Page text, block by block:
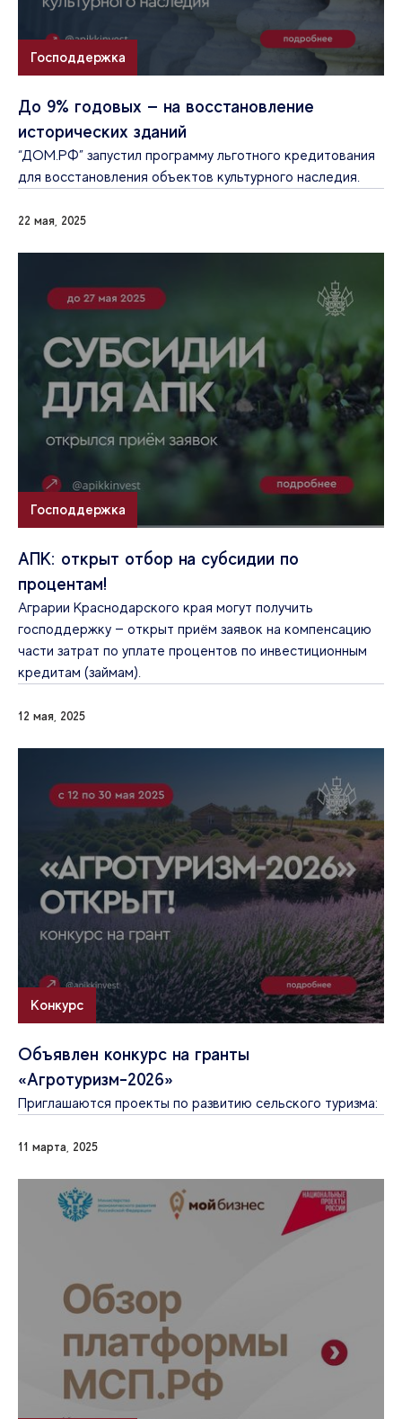
Господдержка
До 9% годовых — на восстановление
исторических зданий
“ДОМ.РФ” запустил программу льготного кредитования
для восстановления объектов культурного наследия.
22 мая, 2025
Господдержка
АПК: открыт отбор на субсидии по
процентам!
Аграрии Краснодарского края могут получить
господдержку — открыт приём заявок на компенсацию
части затрат по уплате процентов по инвестиционным
кредитам (займам).
12 мая, 2025
Конкурс
Объявлен конкурс на гранты
«Агротуризм-2026»
Приглашаются проекты по развитию сельского туризма:
11 марта, 2025